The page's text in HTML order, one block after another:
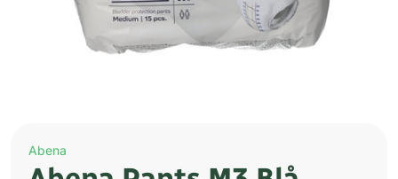
Abena